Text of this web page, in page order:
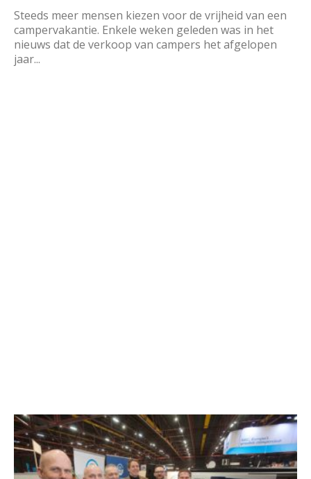
Steeds meer mensen kiezen voor de vrijheid van een
campervakantie. Enkele weken geleden was in het
nieuws dat de verkoop van campers het afgelopen
jaar...